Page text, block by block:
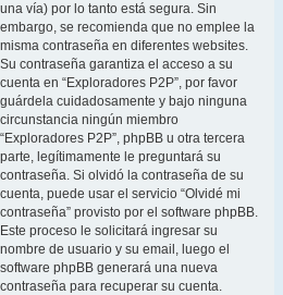
una vía) por lo tanto está segura. Sin
embargo, se recomienda que no emplee la
misma contraseña en diferentes websites.
Su contraseña garantiza el acceso a su
cuenta en “Exploradores P2P”, por favor
guárdela cuidadosamente y bajo ninguna
circunstancia ningún miembro
“Exploradores P2P”, phpBB u otra tercera
parte, legítimamente le preguntará su
contraseña. Si olvidó la contraseña de su
cuenta, puede usar el servicio “Olvidé mi
contraseña” provisto por el software phpBB.
Este proceso le solicitará ingresar su
nombre de usuario y su email, luego el
software phpBB generará una nueva
contraseña para recuperar su cuenta.